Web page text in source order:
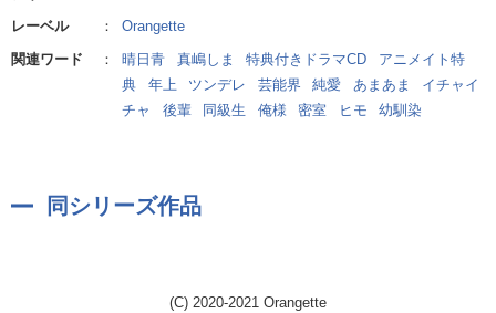
レーベル
：
Orangette
関連ワード
： 晴日青 真嶋しま 特典付きドラマCD
アニメイト特
典
年上 ツンデレ 芸能界 純愛 あまあま
イチャイ
チャ
後輩 同級生 俺様 密室 ヒモ 幼馴染
同シリーズ作品
(C) 2020-2021 Orangette